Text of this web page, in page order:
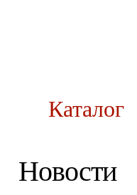
Каталог
Новости